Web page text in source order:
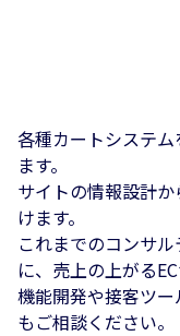
各種カートシステ
ます。
サイトの情報設計
けます。
これまでのコンサ
に、売上の上がる
機能開発や接客ツ
もご相談ください。